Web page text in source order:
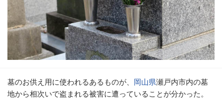
墓のお供え用に使われるあるものが、 岡山県瀬戸内市内の墓
地から相次いで盗まれる被害に遭っていることが分かった。